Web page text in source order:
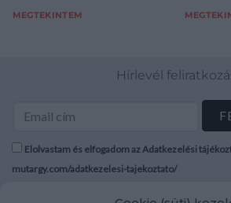
MEGTEKINTEM
Hírlevél
Elolvastam és elfogadom az Adatkezelési
mutargy.com/adatkezelesi-tajekoztato/